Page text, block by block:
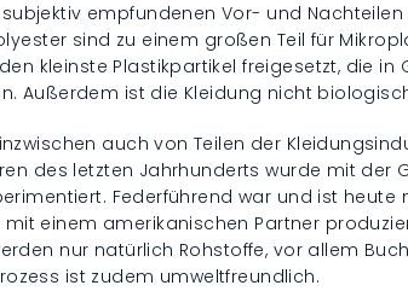
empfundenen Vor- und
sind zu einem großen Teil für
kleinste Plastikpartikel freigesetzt, die in
Außerdem ist die Kleidung nicht
auch von Teilen der
des letzten Jahrhunderts wurde mit der
Federführend war und ist
mit einem amerikanischen Partner
nur natürlich Rohstoffe, vor allem
ist zudem umweltfreundlich.